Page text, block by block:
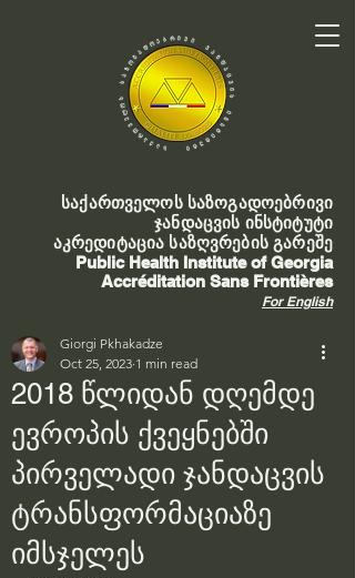
საქართველოს საზოგადოებრივი
ჯანდაცვის ინსტიტუტი
აკრედიტაცია საზღვრების გარეშე
Public Health Institute of Georgia
Accréditation Sans Frontières
For English
2018 წლიდან დღემდე
ევროპის ქვეყნებში
პირველადი ჯანდაცვის
ტრანსფორმაციაზე
იმსჯელეს
Giorgi Pkhakadze
Oct 25, 2023 1 min read